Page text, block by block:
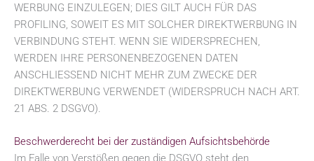
WERBUNG EINZULEGEN; DIES GILT AUCH FÜR DAS
PROFILING, SOWEIT ES MIT SOLCHER DIREKTWERBUNG IN
VERBINDUNG STEHT. WENN SIE WIDERSPRECHEN,
WERDEN IHRE PERSONENBEZOGENEN DATEN
ANSCHLIESSEND NICHT MEHR ZUM ZWECKE DER
DIREKTWERBUNG VERWENDET (WIDERSPRUCH NACH ART.
21 ABS. 2 DSGVO).
Beschwerde­recht bei der zuständigen Aufsichts­behörde
Im Falle von Verstößen gegen die DSGVO steht den